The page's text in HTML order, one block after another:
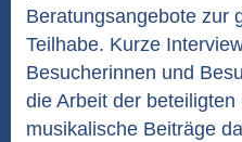
Beratungsangebote zur
Teilhabe. Kurze
Besucherinnen und
die Arbeit der
musikalische Beiträge